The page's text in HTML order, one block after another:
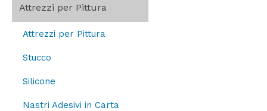
Attrezzi per Pittura
Attrezzi per Pittura
Stucco
Silicone
Nastri Adesivi in Carta